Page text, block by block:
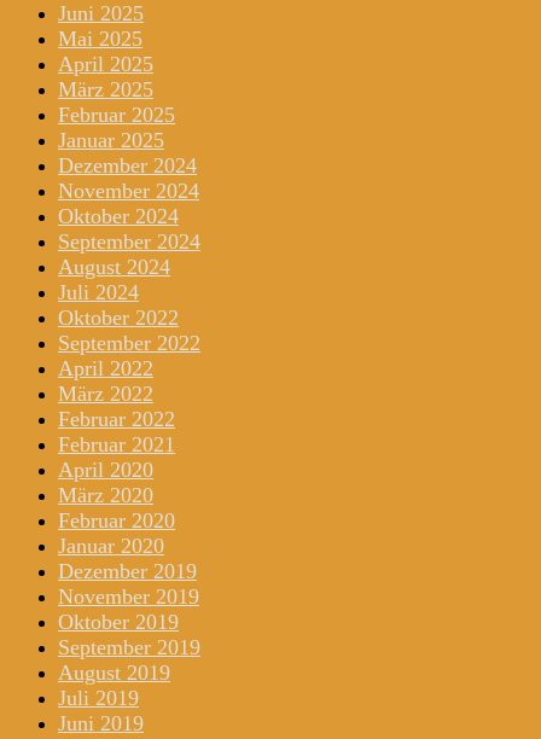
Juni 2025
Mai 2025
April 2025
März 2025
Februar 2025
Januar 2025
Dezember 2024
November 2024
Oktober 2024
September 2024
August 2024
Juli 2024
Oktober 2022
September 2022
April 2022
März 2022
Februar 2022
Februar 2021
April 2020
März 2020
Februar 2020
Januar 2020
Dezember 2019
November 2019
Oktober 2019
September 2019
August 2019
Juli 2019
Juni 2019